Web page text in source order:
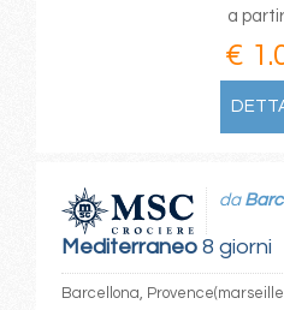
a
€
Mediterraneo8 giorni
da
Barcellona,